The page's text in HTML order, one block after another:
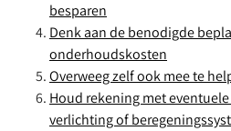
besparen
Denk aan de benodigde
onderhoudskosten
Overweeg zelf ook mee te
Houd rekening met
verlichting of